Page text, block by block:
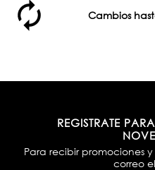
Cambios
REGISTRATE
Para recibir promociones
correo